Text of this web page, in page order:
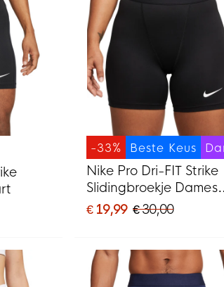
Beste Keus
-33%
Nike Pro Dri-FIT Strike
Slidingbroekje Dames
Zwart
€ 19,99 € 30,00